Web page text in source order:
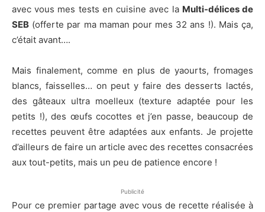
avec vous mes tests en cuisine avec la Multi-délices de
SEB (offerte par ma maman pour mes 32 ans !). Mais ça,
c’était avant….
Mais finalement, comme en plus de yaourts, fromages
blancs, faisselles… on peut y faire des desserts lactés,
des gâteaux ultra moelleux (texture adaptée pour les
petits !), des œufs cocottes et j’en passe, beaucoup de
recettes peuvent être adaptées aux enfants. Je projette
d’ailleurs de faire un article avec des recettes consacrées
aux tout-petits, mais un peu de patience encore !
Publicité
Pour ce premier partage avec vous de recette réalisée à